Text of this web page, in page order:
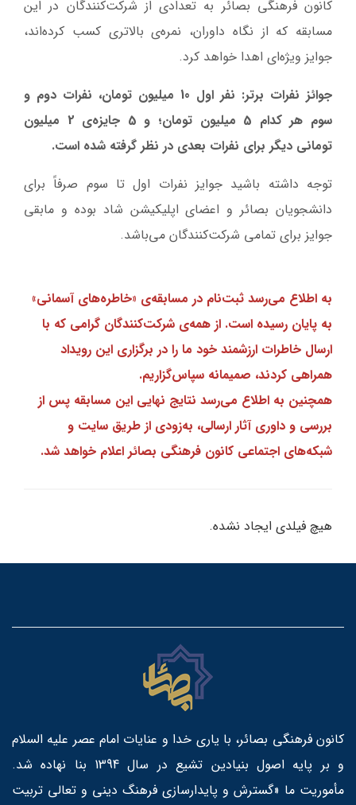
کانون فرهنگی بصائر به تعدادی از شرکت‌کنندگان در این
مسابقه که از نگاه داوران، نمره‌ی بالاتری کسب کرده‌اند،
جوایز ویژه‌ای اهدا خواهد کرد.
جوائز نفرات برتر: نفر اول 10 میلیون تومان، نفرات دوم و
سوم هر کدام 5 میلیون تومان؛ و 5 جایزه‌ی 2 میلیون
تومانی دیگر برای نفرات بعدی در نظر گرفته شده است.
توجه داشته باشید جوایز نفرات اول تا سوم صرفاً برای
دانشجویان بصائر و اعضای اپلیکیشن شاد بوده و مابقی
جوایز برای تمامی شرکت‌کنندگان می‌باشد.
به اطلاع می‌رسد ثبت‌نام در مسابقه‌ی «خاطره‌های آسمانی»
به پایان رسیده است. از همه‌ی شرکت‌کنندگان گرامی که با
ارسال خاطرات ارزشمند خود ما را در برگزاری این رویداد
همراهی کردند، صمیمانه سپاس‌گزاریم.
همچنین به اطلاع می‌رسد نتایج نهایی این مسابقه پس از
بررسی و داوری آثار ارسالی، به‌زودی از طریق سایت و
شبکه‌های اجتماعی کانون فرهنگی بصائر اعلام خواهد شد.
هیچ فیلدی ایجاد نشده.
کانون فرهنگی بصائر، با یاری خدا و عنایات امام عصر علیه السلام
و بر پایه اصول بنیادین تشیع در سال 1394 بنا نهاده شد.
مأموریت ما «گسترش و پایدارسازی فرهنگ دینی و تعالی تربیت